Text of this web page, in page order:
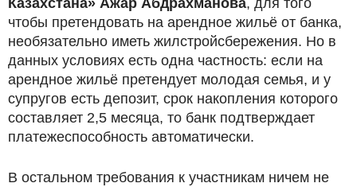
чтобы претендовать на арендное жильё от банка,
необязательно иметь жилстройсбережения. Но в
данных условиях есть одна частность: если на
арендное жильё претендует молодая семья, и у
супругов есть депозит, срок накопления которого
составляет 2,5 месяца, то банк подтверждает
платежеспособность автоматически.
В остальном требования к участникам ничем не